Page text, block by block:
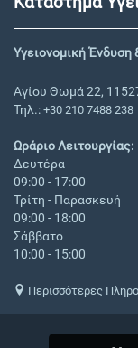
Υγειονομική Ένδυση
Αγίου Θωμά 22,
Τηλ.: +30 210 7488 238
Ωράριο Λειτουργίας:
Δευτέρα
09:00 - 17:00
Τρίτη - Παρασκευή
09:00 - 18:00
Σάββατο
10:00 - 15:00
Περισσότερες